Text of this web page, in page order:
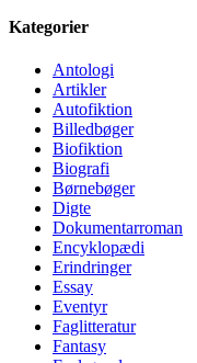
Kategorier
Antologi
Artikler
Autofiktion
Billedbøger
Biofiktion
Biografi
Børnebøger
Digte
Dokumentarroman
Encyklopædi
Erindringer
Essay
Eventyr
Faglitteratur
Fantasy